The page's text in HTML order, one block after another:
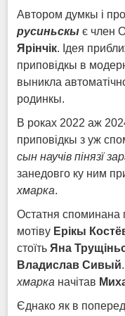
Автором думкы і
русиньскыє член
Ярінчік. Ідея
приповідкы в
выникла
родинкы.
В роках 2022 аж
приповідкы з уж
сын научів пінязї
занедовго ку ним
хмарка.
Остатня споминана
мотіву Ерікы Костё
стоїть Яна
Владислав Сивый
хмарка начітав
Єднако як в